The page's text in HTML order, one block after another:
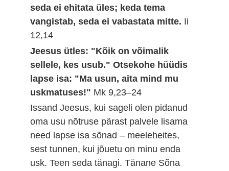
seda ei ehitata üles; keda tema
vangistab, seda ei vabastata mitte. Ii
12,14
Jeesus ütles: "Kõik on võimalik
sellele, kes usub." Otsekohe hüüdis
lapse isa: "Ma usun, aita mind mu
uskmatuses!" Mk 9,23–24
Issand Jeesus, kui sageli olen pidanud
oma usu nõtruse pärast palvele lisama
need lapse isa sõnad – meeleheites,
sest tunnen, kui jõuetu on minu enda
usk. Teen seda tänagi. Tänane Sõna